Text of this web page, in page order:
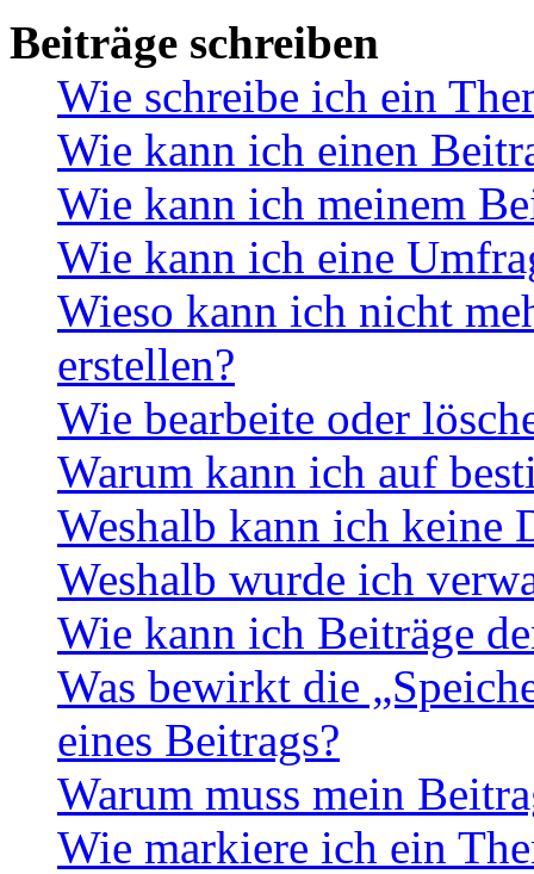
Beiträge schreiben
Wie schreibe ich ein
Wie kann ich einen
Wie kann ich meinem
Wie kann ich eine
Wieso kann ich nicht
erstellen?
Wie bearbeite oder
Warum kann ich auf
Weshalb kann ich keine
Weshalb wurde ich
Wie kann ich Beiträge
Was bewirkt die
eines Beitrags?
Warum muss mein
Wie markiere ich ein